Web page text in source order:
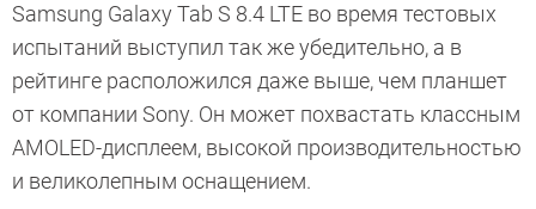
Samsung Galaxy Tab S 8.4 LTE во время тестовых
испытаний выступил так же убедительно, а в
рейтинге расположился даже выше, чем планшет
от компании Sony. Он может похвастать классным
AMOLED-дисплеем, высокой производительностью
и великолепным оснащением.